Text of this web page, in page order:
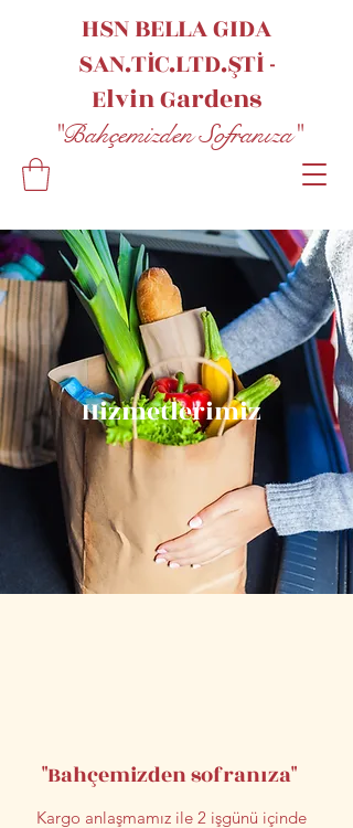
HSN BELLA GIDA
SAN.TİC.LTD.ŞTİ -
ElvinGardens
"Bahçemizden Sofranıza"
Hizmetlerimiz
"Bahçemizden sofranıza"
Kargo anlaşmamız ile 2 işgünü içinde